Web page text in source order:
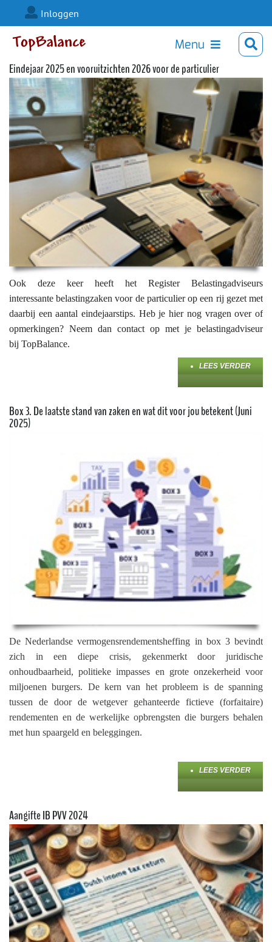
Inloggen
Menu
Eindejaar 2025 en vooruitzichten 2026 voor de particulier
Ook deze keer heeft het Register Belastingadviseurs
interessante belastingzaken voor de particulier op een rij gezet met
daarbij een aantal eindejaarstips. Heb je hier nog vragen over of
opmerkingen? Neem dan contact op met je belastingadviseur
bij TopBalance.
LEES VERDER
Box 3. De laatste stand van zaken en wat dit voor jou betekent (Juni
2025)
De Nederlandse vermogensrendementsheffing in box 3 bevindt
zich in een diepe crisis, gekenmerkt door juridische
onhoudbaarheid, politieke impasses en grote onzekerheid voor
miljoenen burgers. De kern van het probleem is de spanning
tussen de door de wetgever gehanteerde fictieve (forfaitaire)
rendementen en de werkelijke opbrengsten die burgers behalen
met hun spaargeld en beleggingen.
LEES VERDER
Aangifte IB PVV 2024